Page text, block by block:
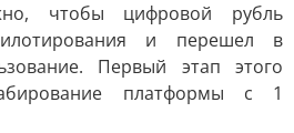
чтобы цифровой рубль
и перешел в
Первый этап этого
платформы с 1